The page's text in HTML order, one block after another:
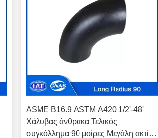
ASME B16.9 ASTM A420 1/2'-48'
Χάλυβας άνθρακα Τελικός
συγκόλλημα 90 μοίρες Μεγάλη ακτίνα